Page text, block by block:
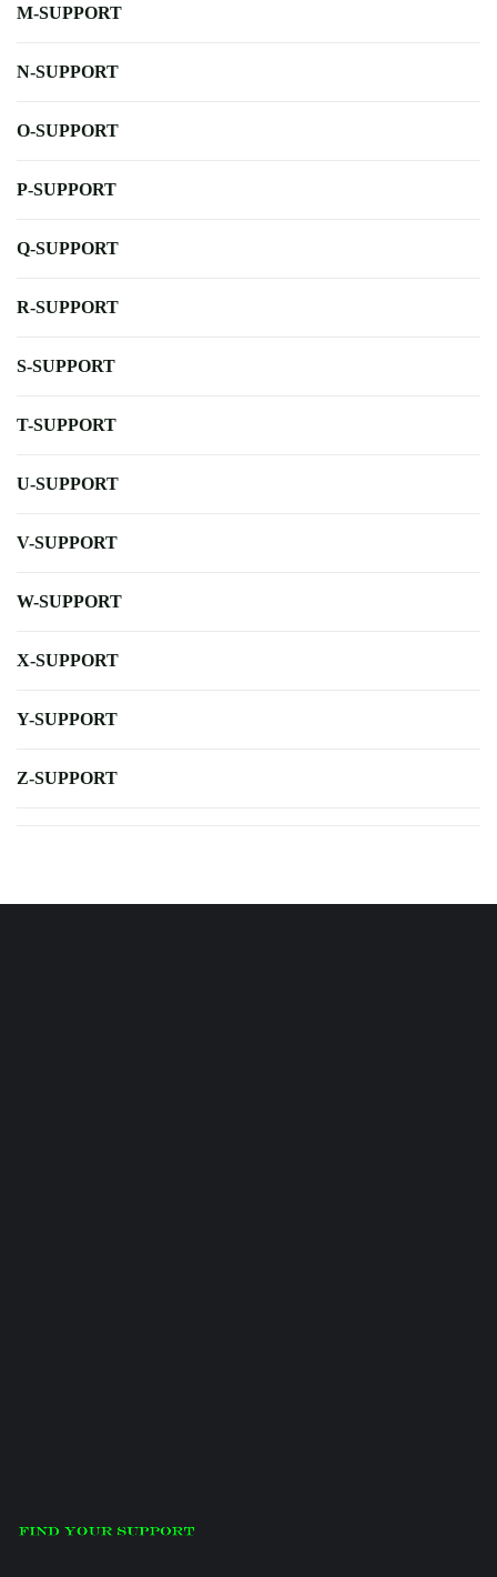
M-SUPPORT
N-SUPPORT
O-SUPPORT
P-SUPPORT
Q-SUPPORT
R-SUPPORT
S-SUPPORT
T-SUPPORT
U-SUPPORT
V-SUPPORT
W-SUPPORT
X-SUPPORT
Y-SUPPORT
Z-SUPPORT